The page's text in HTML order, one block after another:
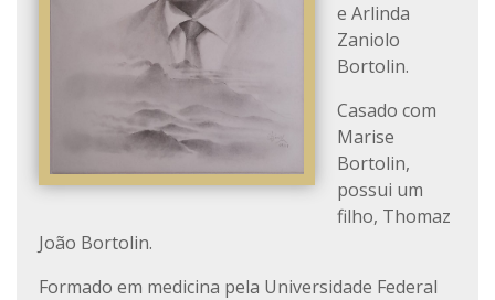
e Arlinda
Zaniolo
Bortolin.
Casado com
Marise
Bortolin,
possui um
filho, Thomaz
João Bortolin.
Formado em medicina pela Universidade Federal